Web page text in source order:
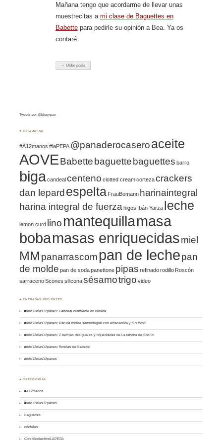
Mañana tengo que acordarme de llevar unas
muestrecitas a mi clase de Baguettes en
Babettepara pedirle su opinión a Bea. Ya os
contaré.
← Older posts
Tweets por @blogypan
♣ ETIQUETAS
#A12manos #laPEPA @panaderocaseroaceite
AOVEBabette baguette baguettes barro
bigacandealcenteno clotted creamcortezacrackers
dan lepard espelta FrauBomann harinaintegral
harina integral de fuerza higos Ibán Yarza leche
lemon curd lino mantequillamasa
bobamasas enriquecidasmiel
MM panarrascom pan de lechepan
de molde pan de sodapanettone pipas refinadorodillo Roscón
sarracenoScones siliconasésamotrigo video
♣ ENTRADAS RECIENTES
#reto12días12panes: Candeal durmiente en nevera
#reto12días12panes: Pan de molde semiintegral con amasadora y sin fotos.
#reto12días12panes: 2 barritas desiguales y hojaldradas de La tahona de Sotillo
#reto12días12panes: Rositas de Babette
#reto12días12panes
♣ CATEGORÍAS
#A12manos
#reto12días12panes
Baguettes
cócteles
Con @colectivoLAPEPA